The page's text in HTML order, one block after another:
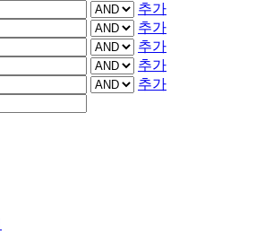
추가
추가
추가
추가
추가